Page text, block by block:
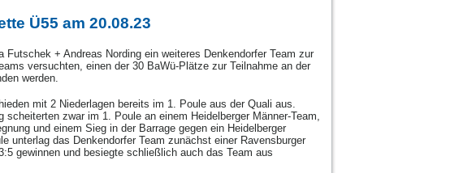
Ü55 am 20.08.23
+ Andreas Nording ein weiteres Denkendorfer Team zur
versuchten, einen der 30 BaWü-Plätze zur Teilnahme an der
werden.
mit 2 Niederlagen bereits im 1. Poule aus der Quali aus.
zwar im 1. Poule an einem Heidelberger Männer-Team,
und einem Sieg in der Barrage gegen ein Heidelberger
unterlag das Denkendorfer Team zunächst einer Ravensburger
gewinnen und besiegte schließlich auch das Team aus